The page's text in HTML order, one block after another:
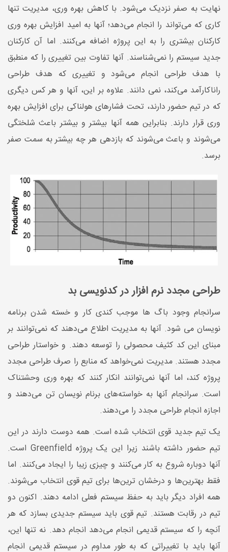
نهایت به صفر نزدیک می‌شود. با کاهش بهره وری، مدیریت تنها
کاری که می‌تواند را انجام می‌دهد؛ آنها به امید افزایش بهره وری
کارکنان بیشتری را به این پروژه اضافه می‌کنند. اما آن کارکنان
جدید سیستم را نمی‌شناسند. آنها تفاوت بین تغییری را که منطبق
با هدف طراحی انجام می‌شود و تغییری که هدف طراحی
راناکارآمد می‌کند، نمی دانند. علاوه بر این، آنها و هر کس دیگری
که در تیم حضور دارند، تحت فشارهای هولناکی برای افزایش بهره
وری قرار دارند. بنابراین همه آنها بیشتر و بیشتر باعث شلختگی
می‌شوند و باعث می‌شوند که بازدهی هر چه بیشتر به سمت صفر
برسد.
طراحی مجدد نرم افزار در کدنویسی بد
سرانجام وجود باگ ها موجب کندی کار و خسته شدن برنامه
نویسان می شود. آنها به مدیریت اطلاع می‌دهند که نمی‌توانند بر
مبنای این کد کثیف محصولی را توسعه دهند. و خواستار طراحی
مجدد هستند. مدیریت نمی‌خواهد که منابع را صرف طراحی مجدد
پروژه کند، اما آنها نمی‌توانند انکار کنند که بهره وری وحشتناک
است. سرانجام آنها به خواسته‌های برنام نویسان تن می‌دهند و
اجازه انجام طراحی مجدد را می‌دهند.
یک تیم جدید قوی انتخاب شده است. همه دوست دارند در این
تیم حضور داشته باشند زیرا این یک پروژه Greenfield است.
آنها دوباره شروع به کار می‌کنند و چیزی زیبا را ایجاد می‌کنند. اما
فقط بهترین‌ها و درخشان ترین‌ها برای تیم قوی انتخاب می‌شوند.
همه افراد دیگر باید به حفظ سیستم فعلی ادامه دهند. اکنون دو
تیم در رقابت هستند. تیم قوی باید سیستم جدیدی بسازد که هر
آنچه را که سیستم قدیمی انجام می‌دهد انجام دهد. نه تنها این،
آنها باید با تغییراتی که به طور مداوم در سیستم قدیمی انجام